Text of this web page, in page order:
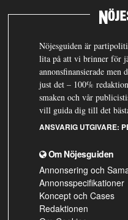
Nöjesguiden är
lita på att vi brinner för
annonsfinansierade men
just det – 100%
smaken och vår
vill guida dig till det
ANSVARIG UTGIVARE:
Om Nöjesguiden
Annonsering och
Annonsspecifikationer
Koncept och Cases
Redaktionen